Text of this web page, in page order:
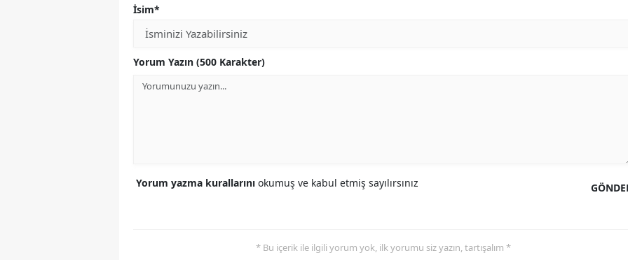
İsim*
Yorum Yazın (500 Karakter)
Yorum yazma kurallarını okumuş ve kabul etmiş sayılırsınız
* Bu içerik ile ilgili yorum yok, ilk yorumu siz yazın, tartışalım *